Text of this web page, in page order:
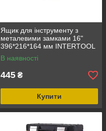
Ящик для інструменту з
металевими замками 16"
396*216*164 мм INTERTOOL
BX-1116
В наявності
445 ₴
Купити